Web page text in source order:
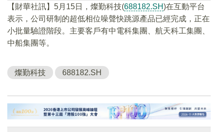
【財華社訊】5月15日，燦勤科技(688182.SH)在互動平台
表示，公司研制的超低相位噪聲快跳源產品已經完成，正在
小批量驗證階段。主要客戶有中電科集團、航天科工集團、
中船集團等。
燦勤科技 688182.SH